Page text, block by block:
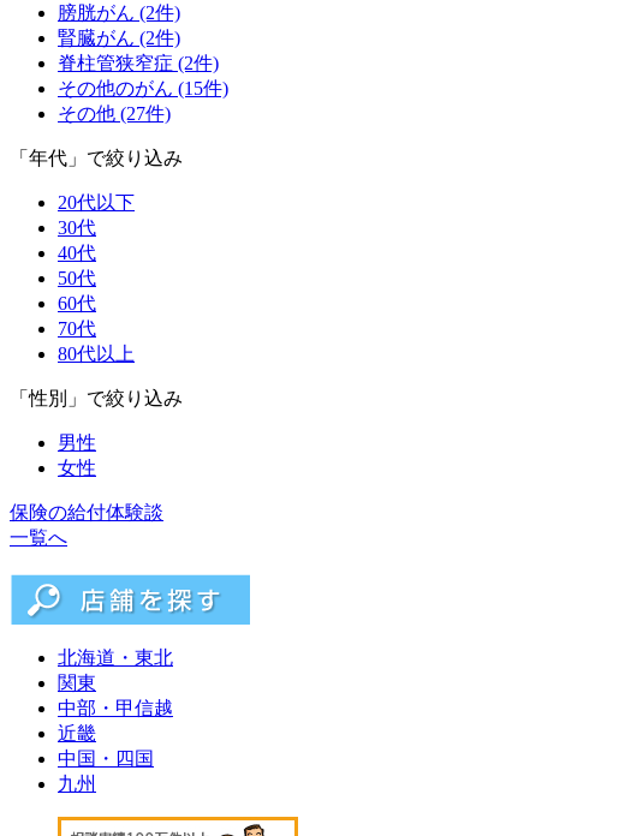
膀胱がん (2件)
腎臓がん (2件)
脊柱管狭窄症 (2件)
その他のがん (15件)
その他 (27件)
「年代」で絞り込み
20代以下
30代
40代
50代
60代
70代
80代以上
「性別」で絞り込み
男性
女性
保険の給付体験談
一覧へ
北海道・東北
関東
中部・甲信越
近畿
中国・四国
九州